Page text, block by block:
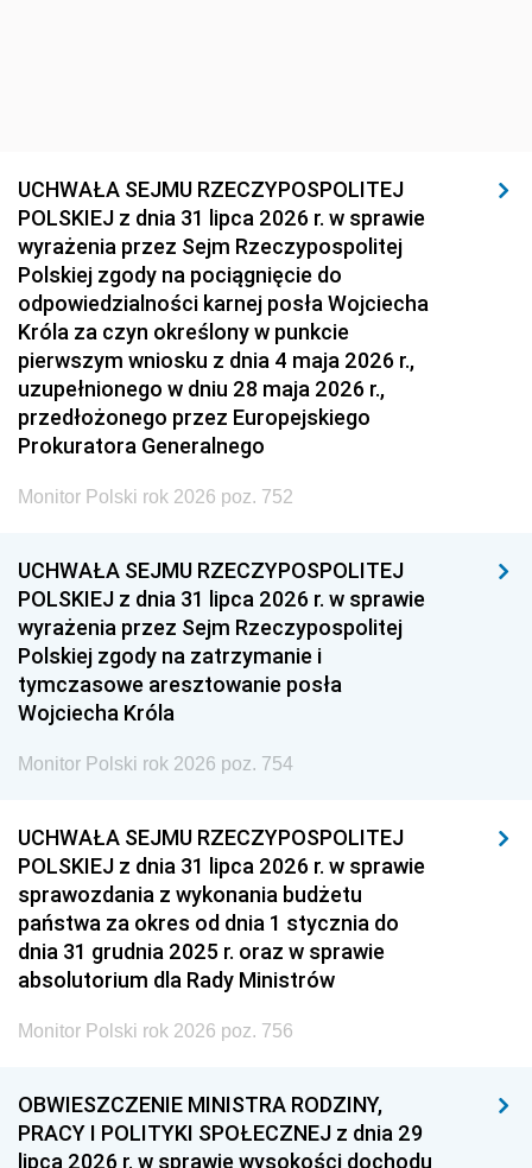
UCHWAŁA SEJMU RZECZYPOSPOLITEJ
POLSKIEJ z dnia 31 lipca 2026 r. w sprawie
wyrażenia przez Sejm Rzeczypospolitej
Polskiej zgody na pociągnięcie do
odpowiedzialności karnej posła Wojciecha
Króla za czyn określony w punkcie
pierwszym wniosku z dnia 4 maja 2026 r.,
uzupełnionego w dniu 28 maja 2026 r.,
przedłożonego przez Europejskiego
Prokuratora Generalnego
Monitor Polski rok 2026 poz. 752
UCHWAŁA SEJMU RZECZYPOSPOLITEJ
POLSKIEJ z dnia 31 lipca 2026 r. w sprawie
wyrażenia przez Sejm Rzeczypospolitej
Polskiej zgody na zatrzymanie i
tymczasowe aresztowanie posła
Wojciecha Króla
Monitor Polski rok 2026 poz. 754
UCHWAŁA SEJMU RZECZYPOSPOLITEJ
POLSKIEJ z dnia 31 lipca 2026 r. w sprawie
sprawozdania z wykonania budżetu
państwa za okres od dnia 1 stycznia do
dnia 31 grudnia 2025 r. oraz w sprawie
absolutorium dla Rady Ministrów
Monitor Polski rok 2026 poz. 756
OBWIESZCZENIE MINISTRA RODZINY,
PRACY I POLITYKI SPOŁECZNEJ z dnia 29
lipca 2026 r. w sprawie wysokości dochodu